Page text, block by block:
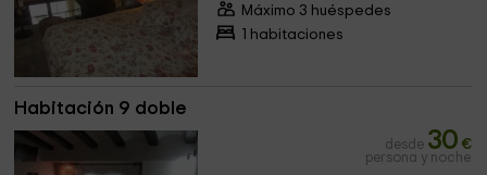
Máximo 3 huéspedes
1 habitaciones
Habitación 9 doble
desde 30 €
persona y noche